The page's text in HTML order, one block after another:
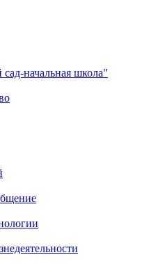
начальная школа"